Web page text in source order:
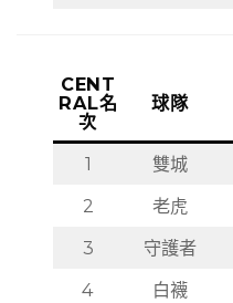
CENT
RAL名
次
球隊
1 雙城
2
老虎
3
守護者
4
白襪